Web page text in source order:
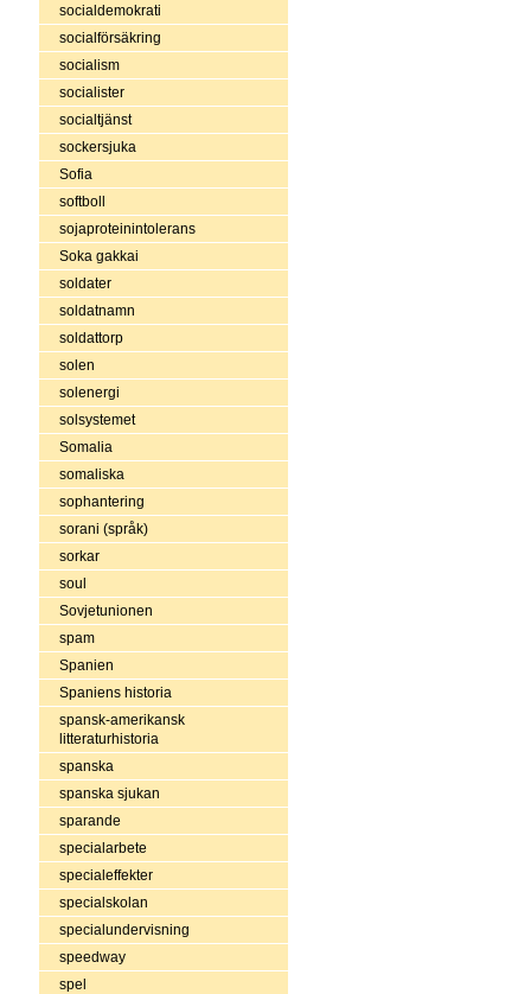
socialdemokrati
socialförsäkring
socialism
socialister
socialtjänst
sockersjuka
Sofia
softboll
sojaproteinintolerans
Soka gakkai
soldater
soldatnamn
soldattorp
solen
solenergi
solsystemet
Somalia
somaliska
sophantering
sorani (språk)
sorkar
soul
Sovjetunionen
spam
Spanien
Spaniens historia
spansk-amerikansk
litteraturhistoria
spanska
spanska sjukan
sparande
specialarbete
specialeffekter
specialskolan
specialundervisning
speedway
spel